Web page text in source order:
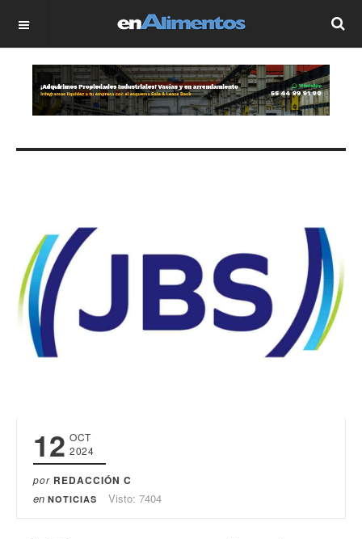
OFF CANVAS
12 OCT
2024
por REDACCIÓN C
en NOTICIAS Visto: 7404